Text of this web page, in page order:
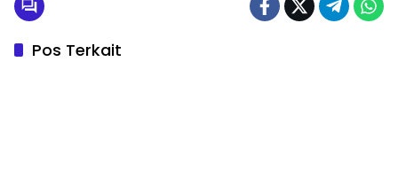
Pos Terkait